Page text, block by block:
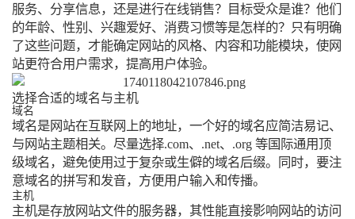
服务、分享信息，还是进行在线销售？目标受众是谁？他们
的年龄、性别、兴趣爱好、消费习惯等是怎样的？只有明确
了这些问题，才能确定网站的风格、内容和功能模块，使网
站更符合用户需求，提高用户体验。
选择合适的域名与主机
域名
域名是网站在互联网上的地址，一个好的域名应简洁易记、
与网站主题相关。尽量选择.com、.net、.org 等国际通用顶
级域名，避免使用过于复杂或生僻的域名后缀。同时，要注
意域名的拼写和发音，方便用户输入和传播。
主机
主机是存放网站文件的服务器，其性能直接影响网站的访问